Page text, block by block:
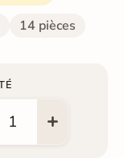
14 pièces